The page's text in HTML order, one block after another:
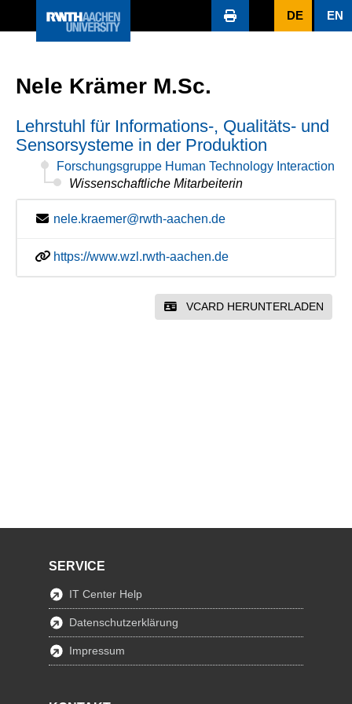
DE EN
Nele Krämer M.Sc.
Lehrstuhl für Informations-, Qualitäts- und
Sensorsysteme in der Produktion
Forschungsgruppe Human Technology Interaction
Wissenschaftliche Mitarbeiterin
nele.kraemer@rwth-aachen.de
https://www.wzl.rwth-aachen.de
VCARD HERUNTERLADEN
SERVICE
IT Center Help
Datenschutzerklärung
Impressum